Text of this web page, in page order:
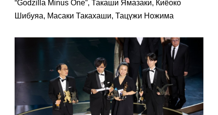
“Godzilla Minus One”, Такаши Ямазаки, Киёоко
Шибуяа, Масаки Такахаши, Тацүжи Ножима